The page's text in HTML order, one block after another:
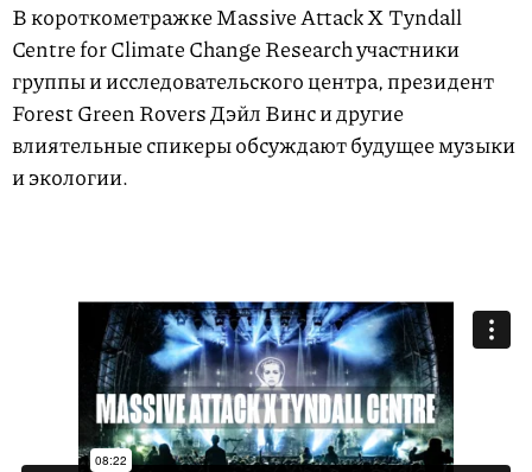
В короткометражке Massive Attack X Tyndall
Centre for Climate Change Research участники
группы и исследовательского центра, президент
Forest Green Rovers Дэйл Винс и другие
влиятельные спикеры обсуждают будущее музыки
и экологии.